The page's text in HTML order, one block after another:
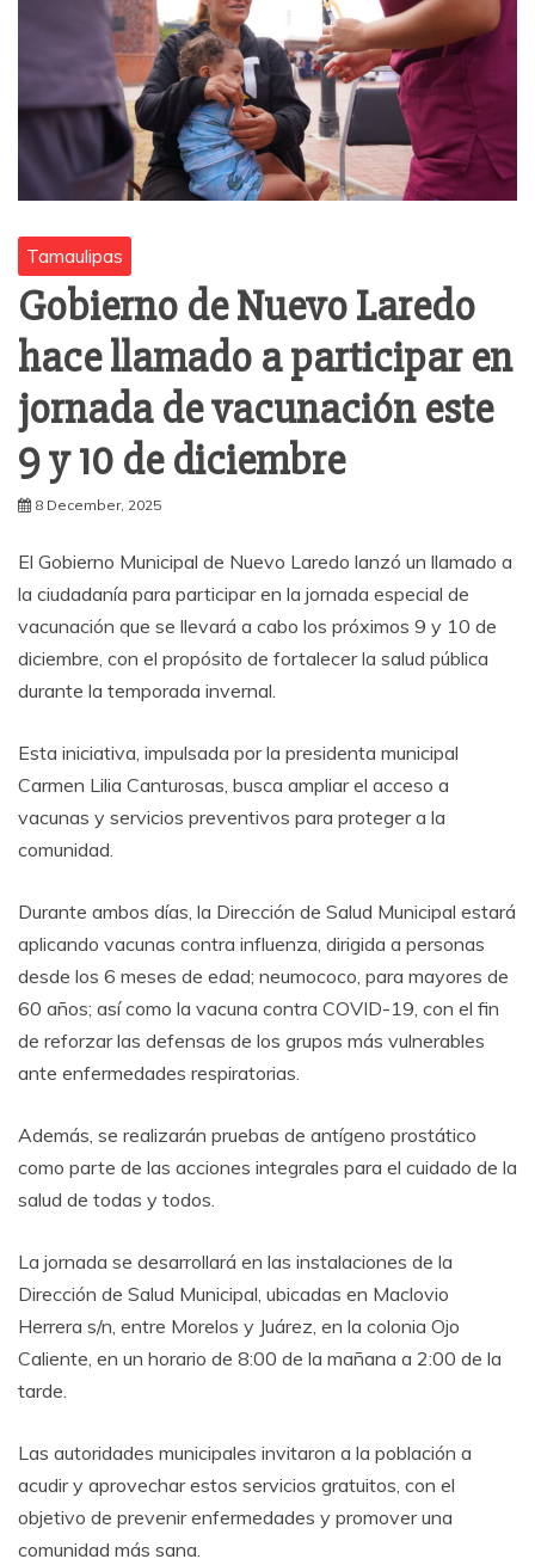
Tamaulipas
Gobierno de Nuevo Laredo
hace llamado a participar en
jornada de vacunación este
9 y 10 de diciembre
8 December, 2025
El Gobierno Municipal de Nuevo Laredo lanzó un llamado a
la ciudadanía para participar en la jornada especial de
vacunación que se llevará a cabo los próximos 9 y 10 de
diciembre, con el propósito de fortalecer la salud pública
durante la temporada invernal.
Esta iniciativa, impulsada por la presidenta municipal
Carmen Lilia Canturosas, busca ampliar el acceso a
vacunas y servicios preventivos para proteger a la
comunidad.
Durante ambos días, la Dirección de Salud Municipal estará
aplicando vacunas contra influenza, dirigida a personas
desde los 6 meses de edad; neumococo, para mayores de
60 años; así como la vacuna contra COVID-19, con el fin
de reforzar las defensas de los grupos más vulnerables
ante enfermedades respiratorias.
Además, se realizarán pruebas de antígeno prostático
como parte de las acciones integrales para el cuidado de la
salud de todas y todos.
La jornada se desarrollará en las instalaciones de la
Dirección de Salud Municipal, ubicadas en Maclovio
Herrera s/n, entre Morelos y Juárez, en la colonia Ojo
Caliente, en un horario de 8:00 de la mañana a 2:00 de la
tarde.
Las autoridades municipales invitaron a la población a
acudir y aprovechar estos servicios gratuitos, con el
objetivo de prevenir enfermedades y promover una
comunidad más sana.